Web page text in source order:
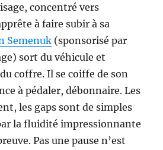
concentré vers
à faire subir à sa
Semenuk (sponsorisé par
sort du véhicule et
coffre. Il se coiffe de son
à pédaler, débonnaire. Les
les gaps sont de simples
la fluidité impressionnante
Pas une pause n’est